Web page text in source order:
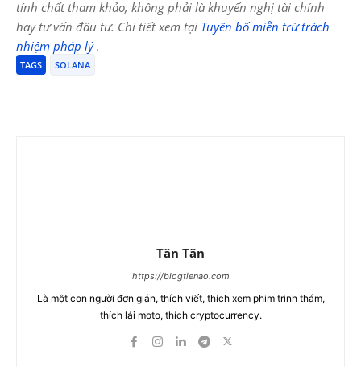
tính chất tham khảo, không phải là khuyến nghị tài chính
hay tư vấn đầu tư. Chi tiết xem tại Tuyên bố miễn trừ trách
nhiệm pháp lý.
TAGS SOLANA
Tân Tân
https://blogtienao.com
Là một con người đơn giản, thích viết, thích xem phim trinh thám,
thích lái moto, thích cryptocurrency.